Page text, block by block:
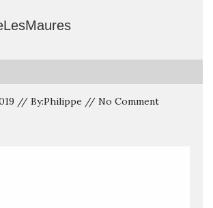
// By:Philippe // No Comment